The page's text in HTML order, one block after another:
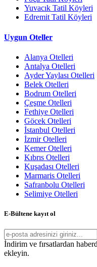
Yuvacık Tatil Köyleri
Edremit Tatil Köyleri
Uygun Oteller
Alanya Otelleri
Antalya Otelleri
Ayder Yaylası Otelleri
Belek Otelleri
Bodrum Otelleri
Çeşme Otelleri
Fethiye Otelleri
Göcek Otelleri
İstanbul Otelleri
İzmir Otelleri
Kemer Otelleri
Kıbrıs Otelleri
Kuşadası Otelleri
Marmaris Otelleri
Safranbolu Otelleri
Selimiye Otelleri
E-Bültene kayıt ol
İndirim ve fırsatlardan
ekleyin.